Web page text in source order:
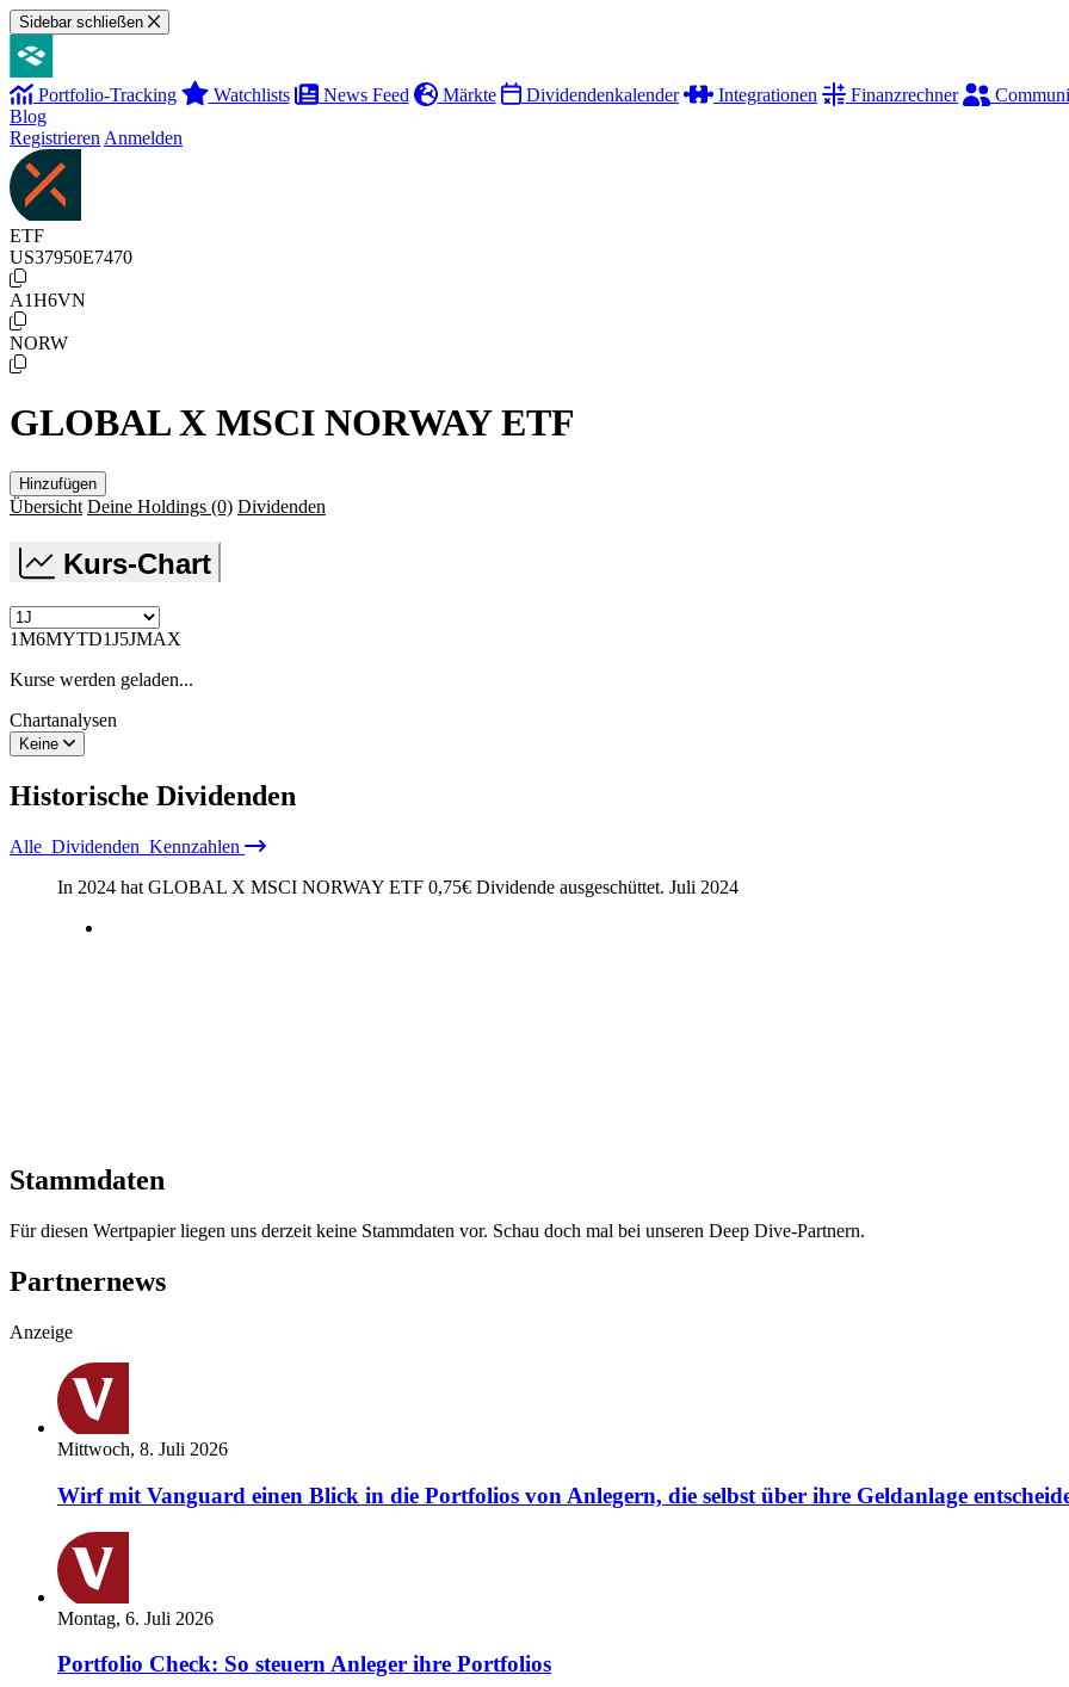
Sidebar schließen
Portfolio-Tracking Watchlists News Feed Märkte Dividendenkalender Integrationen Finanzrechner
Blog
Registrieren Anmelden
ETF
US37950E7470
A1H6VN
NORW
GLOBAL X MSCI NORWAY ETF
Hinzufügen
Übersicht Deine Holdings (0) Dividenden
Kurs-Chart
1M6MYTD1J5JMAX
Kurse werden geladen...
Chartanalysen
Keine
Historische Dividenden
Alle Dividenden Kennzahlen
In 2024 hat GLOBAL X MSCI NORWAY ETF 0,75€ Dividende ausgeschüttet. Juli 2024
Stammdaten
Für diesen Wertpapier liegen uns derzeit keine Stammdaten vor. Schau doch mal bei unseren Deep Dive-Partnern.
Partnernews
Anzeige
Mittwoch, 8. Juli 2026
Wirf mit Vanguard einen Blick in die Portfolios von Anlegern, die selbst über ihre Geldanlage
Montag, 6. Juli 2026
Portfolio Check: So steuern Anleger ihre Portfolios